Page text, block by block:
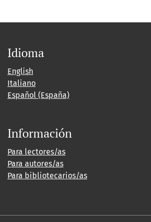
Idioma
English
Italiano
Español (España)
Información
Para lectores/as
Para autores/as
Para bibliotecarios/as